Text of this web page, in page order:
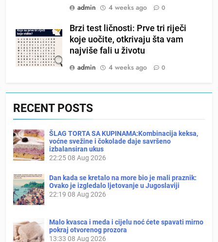
admin 4 weeks ago 0
Brzi test ličnosti: Prve tri riječi
koje uočite, otkrivaju šta vam
najviše fali u životu
admin
4 weeks ago 0
RECENT POSTS
ŠLAG TORTA SA KUPINAMA:Kombinacija keksa,
voćne svežine i čokolade daje savršeno
izbalansiran ukus
22:2508 Aug 2026
Dan kada se kretalo na more bio je mali praznik:
Ovako je izgledalo ljetovanje u Jugoslaviji
22:19 08 Aug 2026
Malo kvasca i meda i cijelu noć ćete spavati mirno
pokraj otvorenog prozora
13:33 08 Aug 2026